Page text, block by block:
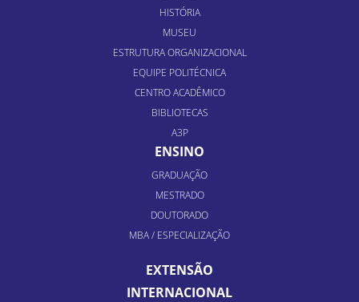
HISTÓRIA
MUSEU
ESTRUTURA ORGANIZACIONAL
EQUIPE POLITÉCNICA
CENTRO ACADÊMICO
BIBLIOTECAS
A3P
ENSINO
GRADUAÇÃO
MESTRADO
DOUTORADO
MBA / ESPECIALIZAÇÃO
EXTENSÃO
INTERNACIONAL